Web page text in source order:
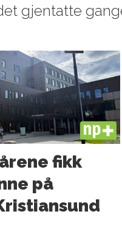
gjentatte
PLUS
fikk
på